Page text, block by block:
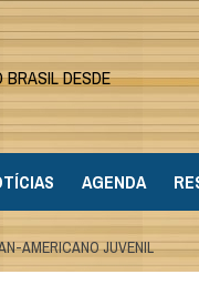
DESDE
AGENDA
AMERICANO JUVENIL